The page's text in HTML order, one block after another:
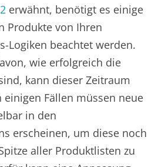
erwähnt, benötigt es einige
Produkte von Ihren
Logiken beachtet werden.
wie erfolgreich die
kann dieser Zeitraum
einigen Fällen müssen neue
in den
erscheinen, um diese noch
aller Produktlisten zu